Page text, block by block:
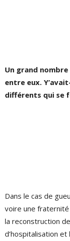
Un grand
entre eux.
différents qui se
Dans le cas de
voire une
la reconstruction
d’hospitalisation